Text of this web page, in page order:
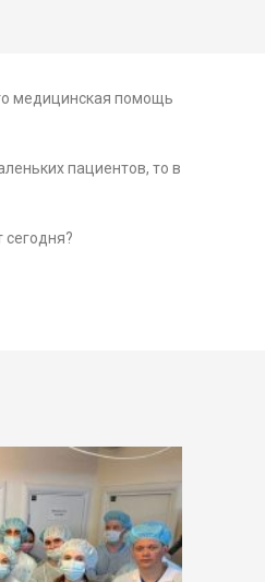
медицинская помощь
пациентов, то в